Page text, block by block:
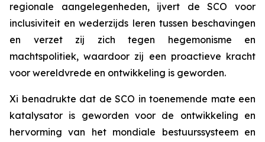
regionale aangelegenheden, ijvert de SCO voor
inclusiviteit en wederzijds leren tussen beschavingen
en verzet zij zich tegen hegemonisme en
machtspolitiek, waardoor zij een proactieve kracht
voor wereldvrede en ontwikkeling is geworden.
Xi benadrukte dat de SCO in toenemende mate een
katalysator is geworden voor de ontwikkeling en
hervorming van het mondiale bestuurssysteem en